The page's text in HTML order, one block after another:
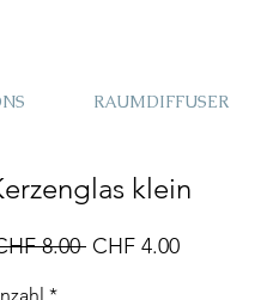
RAUMDIFFUSER
klein
8.00 Standardpreis
CHF 4.00Sale-
*